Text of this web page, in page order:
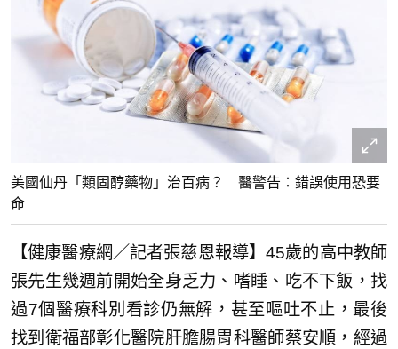
美國仙丹「類固醇藥物」治百病？ 醫警告：錯誤使用恐要
命
【健康醫療網／記者張慈恩報導】45歲的高中教師
張先生幾週前開始全身乏力、嗜睡、吃不下飯，找
過7個醫療科別看診仍無解，甚至嘔吐不止，最後
找到衛福部彰化醫院肝膽腸胃科醫師蔡安順，經過